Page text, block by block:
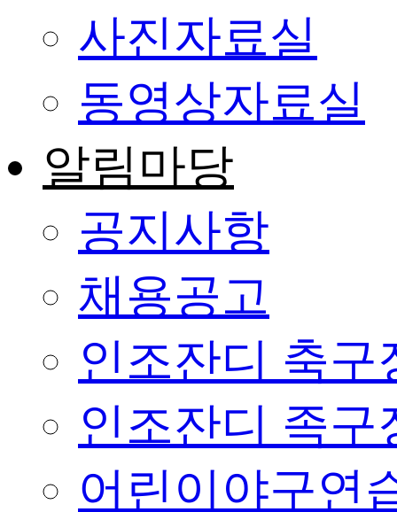
사진자료실
동영상자료실
알림마당
공지사항
채용공고
인조잔디 축구
인조잔디 족구
어린이야구연